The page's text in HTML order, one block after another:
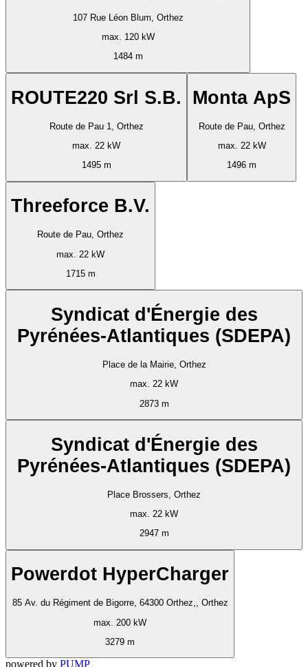
107 Rue Léon Blum, Orthez
max. 120 kW
1484 m
ROUTE220 Srl S.B.
Route de Pau 1, Orthez
max. 22 kW
1495 m
Monta ApS
Route de Pau, Orthez
max. 22 kW
1496 m
Threeforce B.V.
Route de Pau, Orthez
max. 22 kW
1715 m
Syndicat d'Énergie des
Pyrénées-Atlantiques (SDEPA)
Place de la Mairie, Orthez
max. 22 kW
2873 m
Syndicat d'Énergie des
Pyrénées-Atlantiques (SDEPA)
Place Brossers, Orthez
max. 22 kW
2947 m
Powerdot HyperCharger
85 Av. du Régiment de Bigorre, 64300 Orthez,, Orthez
max. 200 kW
3279 m
powered by PUMP